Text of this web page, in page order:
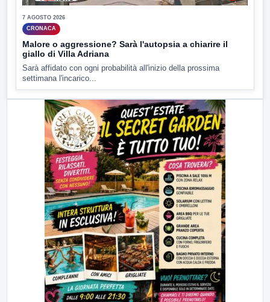
7 AGOSTO 2026
CRONACA
Malore o aggressione? Sarà l'autopsia a chiarire il
giallo di Villa Adriana
Sarà affidato con ogni probabilità all'inizio della prossima
settimana l'incarico...